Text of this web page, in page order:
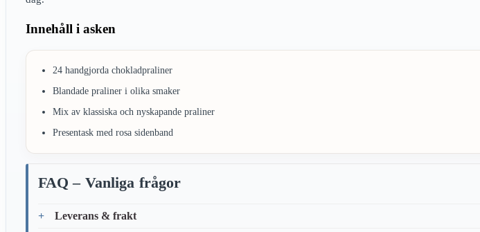
Innehåll i asken
24 handgjorda chokladpraliner
Blandade praliner i olika smaker
Mix av klassiska och nyskapande praliner
Presentask med rosa sidenband
FAQ – Vanliga frågor
Leverans & frakt